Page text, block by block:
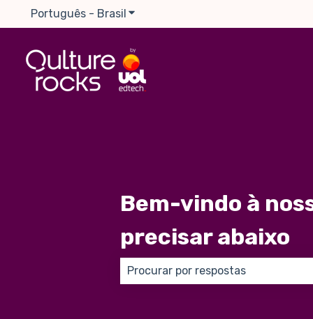
Português - Brasil Mostrar submenu para traduções
Bem-vindo à
precisar abaixo